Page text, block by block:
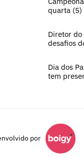
quarta (5)
Diretor do
desafios
Dia dos
tem
por